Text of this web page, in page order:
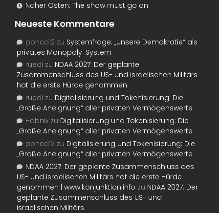
Naher Osten: The show must go on
Neueste Kommentare
ponca12 zu Systemfrage: „Unsere Demokratie“ als
privates Monopoly-System
ruedi zu NDAA 2027: Der geplante
Zusammenschluss des US- und israelischen Militärs
hat die erste Hürde genommen
ruedi zu Digitalisierung und Tokenisierung: Die
„Große Aneignung“ aller privaten Vermögenswerte
Habnix zu Digitalisierung und Tokenisierung: Die
„Große Aneignung“ aller privaten Vermögenswerte
ponca12 zu Digitalisierung und Tokenisierung: Die
„Große Aneignung“ aller privaten Vermögenswerte
NDAA 2027: Der geplante Zusammenschluss des
US- und israelischen Militärs hat die erste Hürde
genommen | www.konjunktion.info zu NDAA 2027: Der
geplante Zusammenschluss des US- und
israelischen Militärs